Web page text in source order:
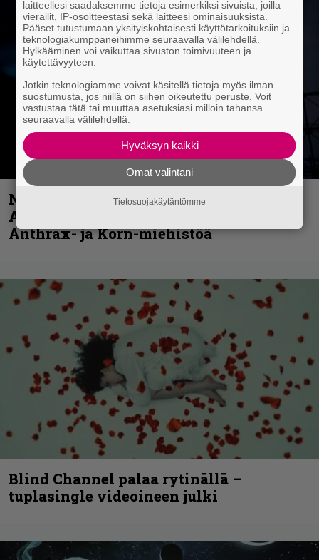
Näin lähtee Ghostin Tobias Forgelta
Accept – menossa mukana myös
Anthrax- ja Korn-miehistöä
Blind Channel palaa rytinällä –
tuplasingle videoineen julki
laitteellesi saadaksemme tietoja esimerkiksi sivuista, joilla
vierailit, IP-osoitteestasi sekä laitteesi ominaisuuksista.
Pääset tutustumaan yksityiskohtaisesti käyttötarkoituksiin ja
teknologiakumppaneihimme seuraavalla välilehdellä.
Hylkääminen voi vaikuttaa sivuston toimivuuteen ja
käytettävyyteen.
Jotkin teknologiamme voivat käsitellä tietoja myös ilman
suostumusta, jos niillä on siihen oikeutettu peruste. Voit
vastustaa tätä tai muuttaa asetuksiasi milloin tahansa
seuraavalla välilehdellä.
Hyväksyn kaikki
Omat valintani
Tietosuojakäytäntömme